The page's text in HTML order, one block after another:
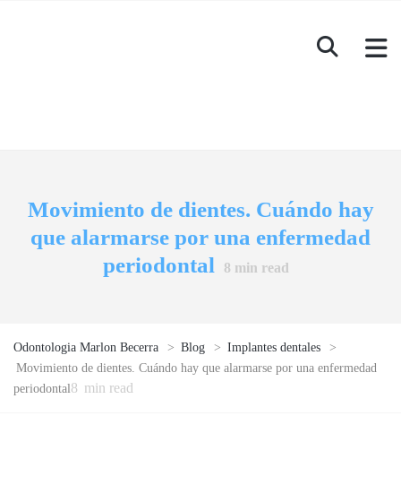
Movimiento de dientes. Cuándo hay
que alarmarse por una enfermedad
periodontal
8 min read
Odontologia Marlon Becerra > Blog > Implantes dentales
>
Movimiento de dientes. Cuándo hay que alarmarse por una enfermedad
periodontal8 min read